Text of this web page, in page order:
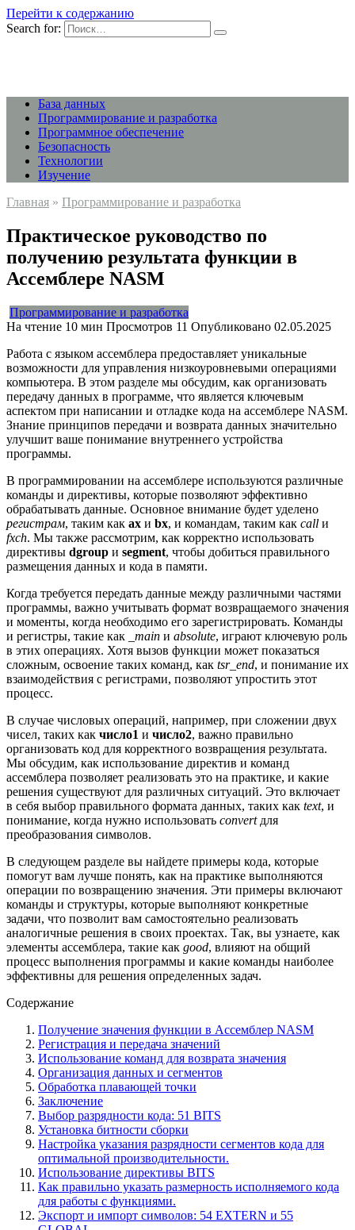
Перейти к содержанию
Search for:
База данных
Программирование и разработка
Программное обеспечение
Безопасность
Технологии
Изучение
Главная » Программирование и разработка
Практическое руководство по
получению результата функции в
Ассемблере NASM
Программирование и разработка
На чтение 10 мин Просмотров 11 Опубликовано 02.05.2025
Работа с языком ассемблера предоставляет уникальные
возможности для управления низкоуровневыми операциями
компьютера. В этом разделе мы обсудим, как организовать
передачу данных в программе, что является ключевым
аспектом при написании и отладке кода на ассемблере NASM.
Знание принципов передачи и возврата данных значительно
улучшит ваше понимание внутреннего устройства
программы.
В программировании на ассемблере используются различные
команды и директивы, которые позволяют эффективно
обрабатывать данные. Основное внимание будет уделено
регистрам, таким как ax и bx, и командам, таким как call и
fxch. Мы также рассмотрим, как корректно использовать
директивы dgroup и segment, чтобы добиться правильного
размещения данных и кода в памяти.
Когда требуется передать данные между различными частями
программы, важно учитывать формат возвращаемого значения
и моменты, когда необходимо его зарегистрировать. Команды
и регистры, такие как
_main и absolute, играют ключевую роль
в этих операциях. Хотя вызов функции может показаться
сложным, освоение таких команд, как tsr_end, и понимание их
взаимодействия с регистрами, позволяют упростить этот
процесс.
В случае числовых операций, например, при сложении двух
чисел, таких как число1 и число2, важно правильно
организовать код для корректного возвращения результата.
Мы обсудим, как использование директив и команд
ассемблера позволяет реализовать это на практике, и какие
решения существуют для различных ситуаций. Это включает
в себя выбор правильного формата данных, таких как text, и
понимание, когда нужно использовать convertдля
преобразования символов.
В следующем разделе вы найдете примеры кода, которые
помогут вам лучше понять, как на практике выполняются
операции по возвращению значения. Эти примеры включают
команды и структуры, которые выполняют конкретные
задачи, что позволит вам самостоятельно реализовать
аналогичные решения в своих проектах. Так, вы узнаете, как
элементы ассемблера, такие как good, влияют на общий
процесс выполнения программы и какие команды наиболее
эффективны для решения определенных задач.
Содержание
Получение значения функции в Ассемблер NASM
Регистрация и передача значений
Использование команд для возврата значения
Организация данных и сегментов
Обработка плавающей точки
Заключение
Выбор разрядности кода: 51 BITS
Установка битности сборки
Настройка указания разрядности сегментов кода для
оптимальной производительности.
Использование директивы BITS
Как правильно указать размерность исполняемого кода
для работы с функциями.
Экспорт и импорт символов: 54 EXTERN и 55